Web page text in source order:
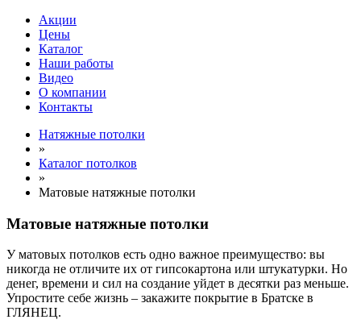
Акции
Цены
Каталог
Наши работы
Видео
О компании
Контакты
Натяжные потолки
»
Каталог потолков
»
Матовые натяжные потолки
Матовые натяжные потолки
У матовых потолков есть одно важное преимущество: вы
никогда не отличите их от гипсокартона или штукатурки. Но
денег, времени и сил на создание уйдет в десятки раз меньше.
Упростите себе жизнь – закажите покрытие в Братске в
ГЛЯНЕЦ.